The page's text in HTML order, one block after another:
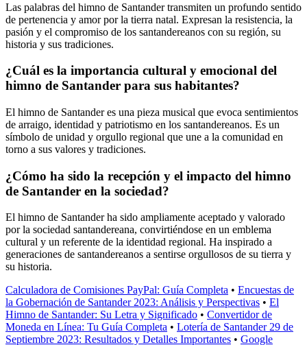
Las palabras del himno de Santander transmiten un profundo sentido
de pertenencia y amor por la tierra natal. Expresan la resistencia, la
pasión y el compromiso de los santandereanos con su región, su
historia y sus tradiciones.
¿Cuál es la importancia cultural y emocional del
himno de Santander para sus habitantes?
El himno de Santander es una pieza musical que evoca sentimientos
de arraigo, identidad y patriotismo en los santandereanos. Es un
símbolo de unidad y orgullo regional que une a la comunidad en
torno a sus valores y tradiciones.
¿Cómo ha sido la recepción y el impacto del himno
de Santander en la sociedad?
El himno de Santander ha sido ampliamente aceptado y valorado
por la sociedad santandereana, convirtiéndose en un emblema
cultural y un referente de la identidad regional. Ha inspirado a
generaciones de santandereanos a sentirse orgullosos de su tierra y
su historia.
Calculadora de Comisiones PayPal: Guía Completa • Encuestas de
la Gobernación de Santander 2023: Análisis y Perspectivas • El
Himno de Santander: Su Letra y Significado • Convertidor de
Moneda en Línea: Tu Guía Completa • Lotería de Santander 29 de
Septiembre 2023: Resultados y Detalles Importantes • Google